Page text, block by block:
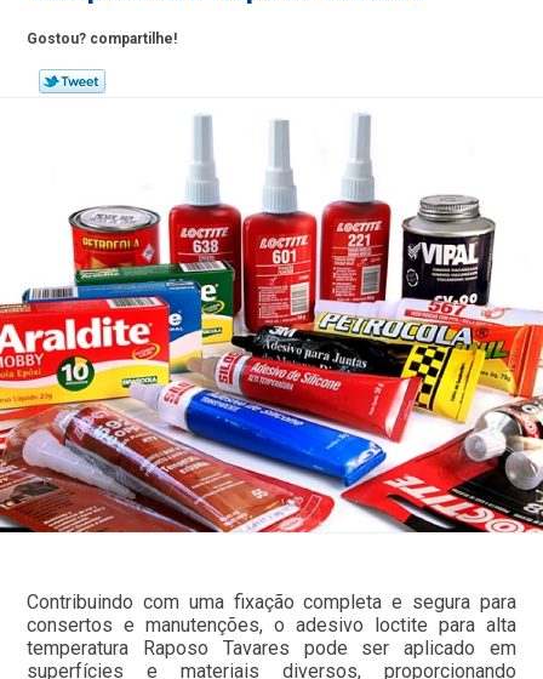
Gostou? compartilhe!
Contribuindo com uma fixação completa e segura para
consertos e manutenções, o adesivo loctite para alta
temperatura Raposo Tavares pode ser aplicado em
superfícies e materiais diversos, proporcionando